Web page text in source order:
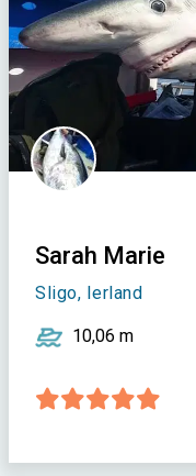
Sarah Marie
Sligo, Ierland
10,06 m